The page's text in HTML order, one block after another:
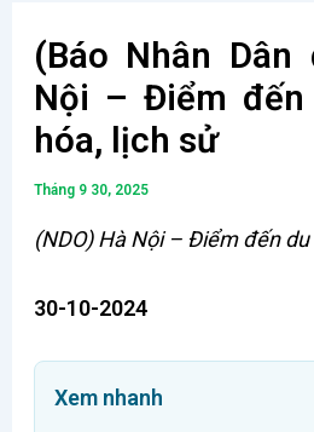
(Báo Nhân
Nội – Điểm
hóa, lịch sử
Tháng 9 30, 2025
(NDO) Hà Nội – Điểm đến
30-10-2024
Xem nhanh